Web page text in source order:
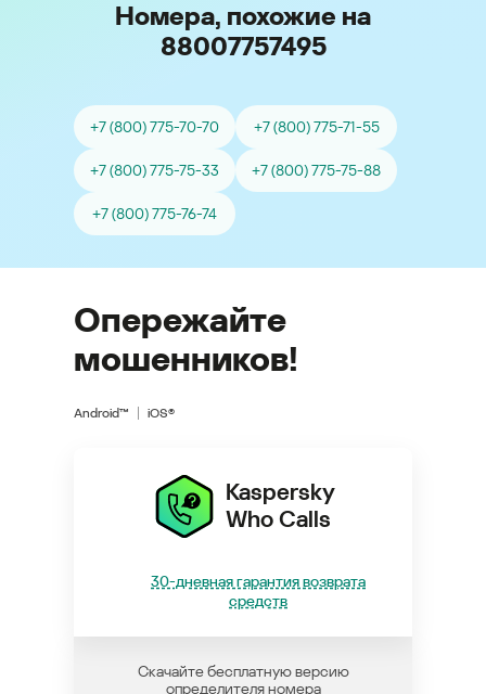
Номера, похожие на
88007757495
+7 (800) 775-70-70 +7 (800) 775-71-55
+7 (800) 775-75-33 +7 (800) 775-75-88
+7 (800) 775-76-74
Опережайте
мошенников!
Android™ iOS®
Kaspersky
Who Calls
30-дневная гарантия возврата
средств
Скачайте бесплатную версию
определителя номера